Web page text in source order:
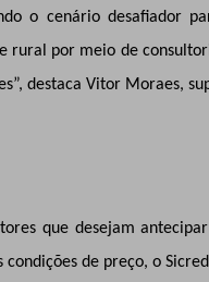
o cenário desafiador
rural por meio de
destaca Vitor Moraes,
que desejam
de preço, o